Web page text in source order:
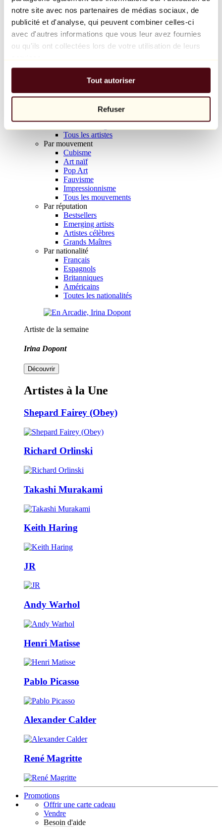
notre site avec nos partenaires de médias sociaux, de
publicité et d'analyse, qui peuvent combiner celles-ci
avec d'autres informations que vous leur avez fournies
ou qu'ils ont collectées lors de votre utilisation de leurs
Tout autoriser
Refuser
Balloon Dog (Orange)
Jeff Koons
10 000 €
Parcourir
Tous les sculpteurs
Tous les photographes
Tous les artistes
Par mouvement
Cubisme
Art naïf
Pop Art
Fauvisme
Impressionnisme
Tous les mouvements
Par réputation
Bestsellers
Emerging artists
Artistes célèbres
Grands Maîtres
Par nationalité
Français
Espagnols
Britanniques
Américains
Toutes les nationalités
Artiste de la semaine
Irina Dopont
Découvrir
Artistes à la Une
Shepard Fairey (Obey)
Richard Orlinski
Takashi Murakami
Keith Haring
JR
Andy Warhol
Henri Matisse
Pablo Picasso
Alexander Calder
René Magritte
Promotions
Offrir une carte cadeau
Vendre
Besoin d'aide